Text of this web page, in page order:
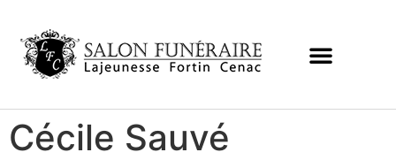
Cécile Sauvé